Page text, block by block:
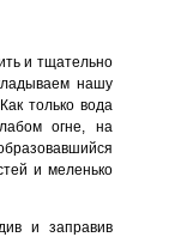
и тщательно
нашу
только вода
огне, на
и меленько
и заправив